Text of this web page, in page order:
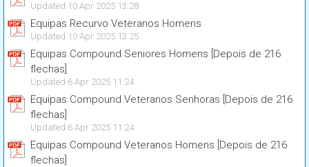
Updated 10 Apr 2025 13:28
Equipas Recurvo Veteranos Homens
Updated 10 Apr 2025 13:25
Equipas Compound Seniores Homens [Depois de 216
flechas]
Updated 6 Apr 2025 11:24
Equipas Compound Veteranos Senhoras [Depois de 216
flechas]
Updated 6 Apr 2025 11:24
Equipas Compound Veteranos Homens [Depois de 216
flechas]